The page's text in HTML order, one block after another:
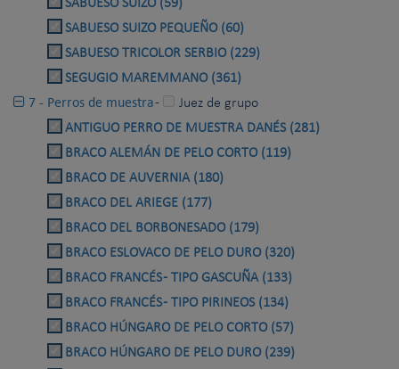
SABUESO SUIZO (59)
SABUESO SUIZO PEQUEÑO (60)
SABUESO TRICOLOR SERBIO (229)
SEGUGIO MAREMMANO (361)
7 - Perros de muestra-
Juez de grupo
ANTIGUO PERRO DE MUESTRA DANÉS (281)
BRACO ALEMÁN DE PELO CORTO (119)
BRACO DE AUVERNIA (180)
BRACO DEL ARIEGE (177)
BRACO DEL BORBONESADO (179)
BRACO ESLOVACO DE PELO DURO (320)
BRACO FRANCÉS - TIPO GASCUÑA (133)
BRACO FRANCÉS - TIPO PIRINEOS (134)
BRACO HÚNGARO DE PELO CORTO (57)
BRACO HÚNGARO DE PELO DURO (239)